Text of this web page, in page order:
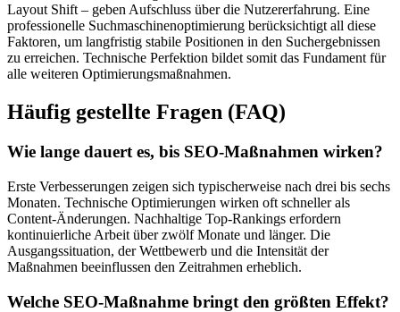
Layout Shift – geben Aufschluss über die Nutzererfahrung. Eine
professionelle Suchmaschinenoptimierung berücksichtigt all diese
Faktoren, um langfristig stabile Positionen in den Suchergebnissen
zu erreichen. Technische Perfektion bildet somit das Fundament für
alle weiteren Optimierungsmaßnahmen.
Häufig gestellte Fragen (FAQ)
Wie lange dauert es, bis SEO-Maßnahmen wirken?
Erste Verbesserungen zeigen sich typischerweise nach drei bis sechs
Monaten. Technische Optimierungen wirken oft schneller als
Content-Änderungen. Nachhaltige Top-Rankings erfordern
kontinuierliche Arbeit über zwölf Monate und länger. Die
Ausgangssituation, der Wettbewerb und die Intensität der
Maßnahmen beeinflussen den Zeitrahmen erheblich.
Welche SEO-Maßnahme bringt den größten Effekt?